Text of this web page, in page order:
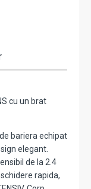
cu un brat
bariera echipat
elegant.
de la 2.4
rapida,